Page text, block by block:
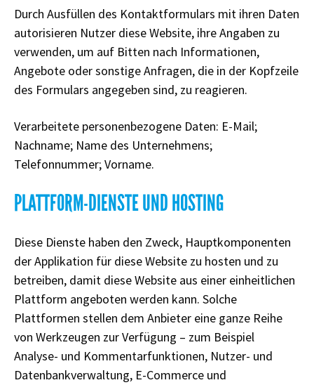
Durch Ausfüllen des Kontaktformulars mit ihren Daten
autorisieren Nutzer diese Website, ihre Angaben zu
verwenden, um auf Bitten nach Informationen,
Angebote oder sonstige Anfragen, die in der Kopfzeile
des Formulars angegeben sind, zu reagieren.
Verarbeitete personenbezogene Daten: E-Mail;
Nachname; Name des Unternehmens;
Telefonnummer; Vorname.
PLATTFORM-DIENSTE UND HOSTING
Diese Dienste haben den Zweck, Hauptkomponenten
der Applikation für diese Website zu hosten und zu
betreiben, damit diese Website aus einer einheitlichen
Plattform angeboten werden kann. Solche
Plattformen stellen dem Anbieter eine ganze Reihe
von Werkzeugen zur Verfügung – zum Beispiel
Analyse- und Kommentarfunktionen, Nutzer- und
Datenbankverwaltung, E-Commerce und